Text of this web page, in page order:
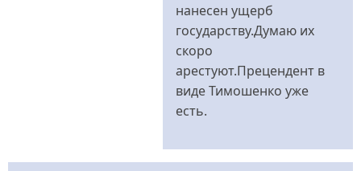
нанесен ущерб
государству.Думаю их
скоро
арестуют.Прецендент в
виде Тимошенко уже
есть.